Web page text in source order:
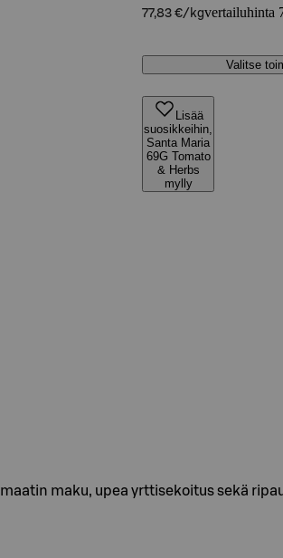
77,83 €/kgvertailuhinta
Valitse
Lisää
suosikkeihin,
Santa Maria
69G Tomato
& Herbs
mylly
maku, upea yrttisekoitus sekä